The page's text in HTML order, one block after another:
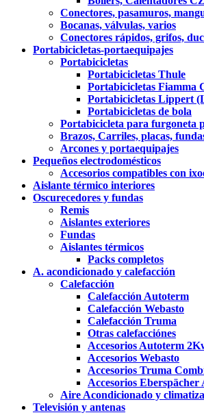
Conectores, pasamuros,
Bocanas, válvulas, varios
Conectores rápidos, grifos,
Portabicicletas-portaequipajes
Portabicicletas
Portabicicletas Thule
Portabicicletas Fiamma
Portabicicletas Lippert
Portabicicletas de bola
Portabicicleta para furgoneta
Brazos, Carriles, placas,
Arcones y portaequipajes
Pequeños electrodomésticos
Accesorios compatibles con
Aislante térmico interiores
Oscurecedores y fundas
Remis
Aislantes exteriores
Fundas
Aislantes térmicos
Packs completos
A. acondicionado y calefacción
Calefacción
Calefacción Autoterm
Calefacción Webasto
Calefacción Truma
Otras calefacciónes
Accesorios Autoterm
Accesorios Webasto
Accesorios Truma
Accesorios
Aire Acondicionado y
Televisión y antenas